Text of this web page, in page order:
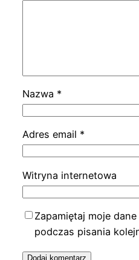
Nazwa *
Adres email *
Witryna internetowa
Zapamiętaj moje
podczas pisania